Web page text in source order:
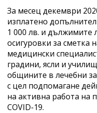
За месец декември
изплатено
1 000 лв. и дължимите
осигуровки за сметка
медицински
градини, ясли и
общините в лечебни
с цел подпомагане
на активна работа на
COVID-19.